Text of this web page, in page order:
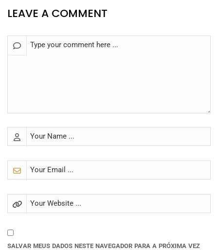
LEAVE A COMMENT
SALVAR MEUS DADOS NESTE NAVEGADOR PARA A PRÓXIMA VEZ